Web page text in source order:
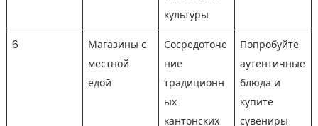
культуры
6
Магазины с
местной
едой
Сосредоточе
ние
традиционн
ых
кантонских
Попробуйте
аутентичные
блюда и
купите
сувениры